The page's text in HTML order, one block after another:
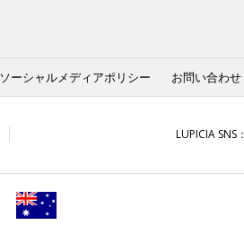
ソーシャルメディアポリシー お問い合わせ
LUPICIA SNS：